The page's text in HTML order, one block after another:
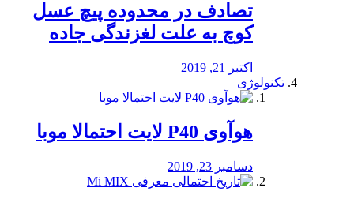
تصادف در محدوده پیچ عسل
کوچ به علت لغزندگی جاده
اکتبر 21, 2019
تکنولوژی
هوآوی P40 لایت احتمالا موبا
دسامبر 23, 2019